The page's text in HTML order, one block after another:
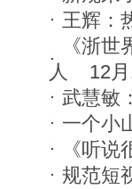
王辉：
《浙
人
12
武慧敏
一个小
《听
规范短